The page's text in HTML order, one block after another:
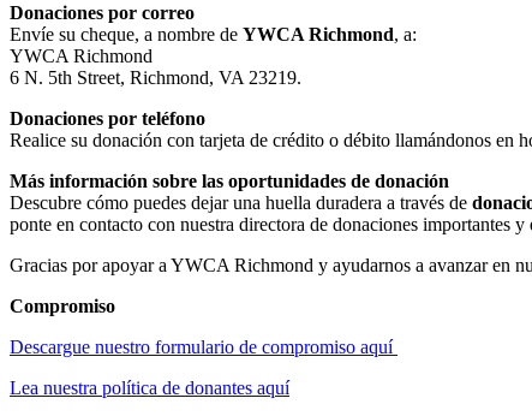
Donaciones por correo
Envíe su cheque, a nombre de YWCA Richmond, a:
YWCA Richmond
6 N. 5th Street, Richmond, VA 23219.
Donaciones por teléfono
Realice su donación con tarjeta de crédito o débito llamándonos en
Más información sobre las oportunidades de donación
Descubre cómo puedes dejar una huella duradera a través de
ponte en contacto con nuestra directora de donaciones importantes
Gracias por apoyar a YWCA Richmond y ayudarnos a avanzar en
Compromiso
Descargue nuestro formulario de compromiso aquí
Lea nuestra política de donantes aquí